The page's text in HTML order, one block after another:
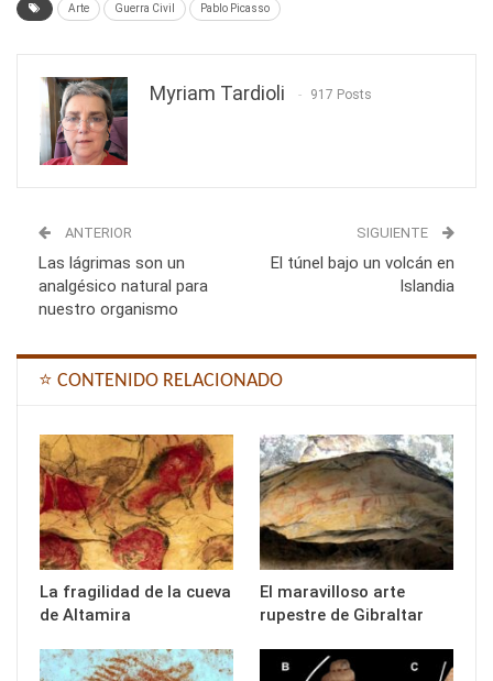
Arte Guerra Civil Pablo Picasso
Myriam Tardioli 917 Posts
ANTERIOR
Las lágrimas son un
analgésico natural para
nuestro organismo
SIGUIENTE
El túnel bajo un volcán en
Islandia
⭐ CONTENIDO RELACIONADO
La fragilidad de la cueva
de Altamira
El maravilloso arte
rupestre de Gibraltar